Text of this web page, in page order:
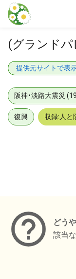
本文に飛ぶ
(グランドパ
提供元サイトで表
阪神・淡路大震災
復興 収録:人
どう
該当